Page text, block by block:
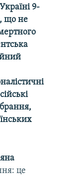
9-
що не
це